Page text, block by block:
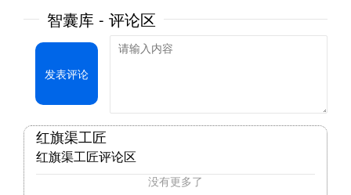
智囊库 - 评论区
发表评论
红旗渠工匠
红旗渠工匠评论区
没有更多了